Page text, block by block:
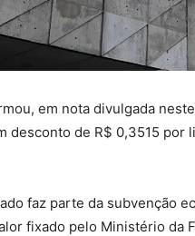
em nota divulgada
desconto de R$ 0,3515
faz parte da subvenção
fixado pelo Ministério da